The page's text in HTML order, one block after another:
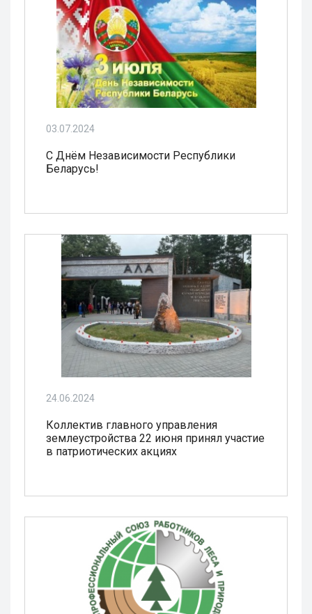
03.07.2024
С Днём Независимости Республики
Беларусь!
24.06.2024
Коллектив главного управления
землеустройства 22 июня принял участие
в патриотических акциях